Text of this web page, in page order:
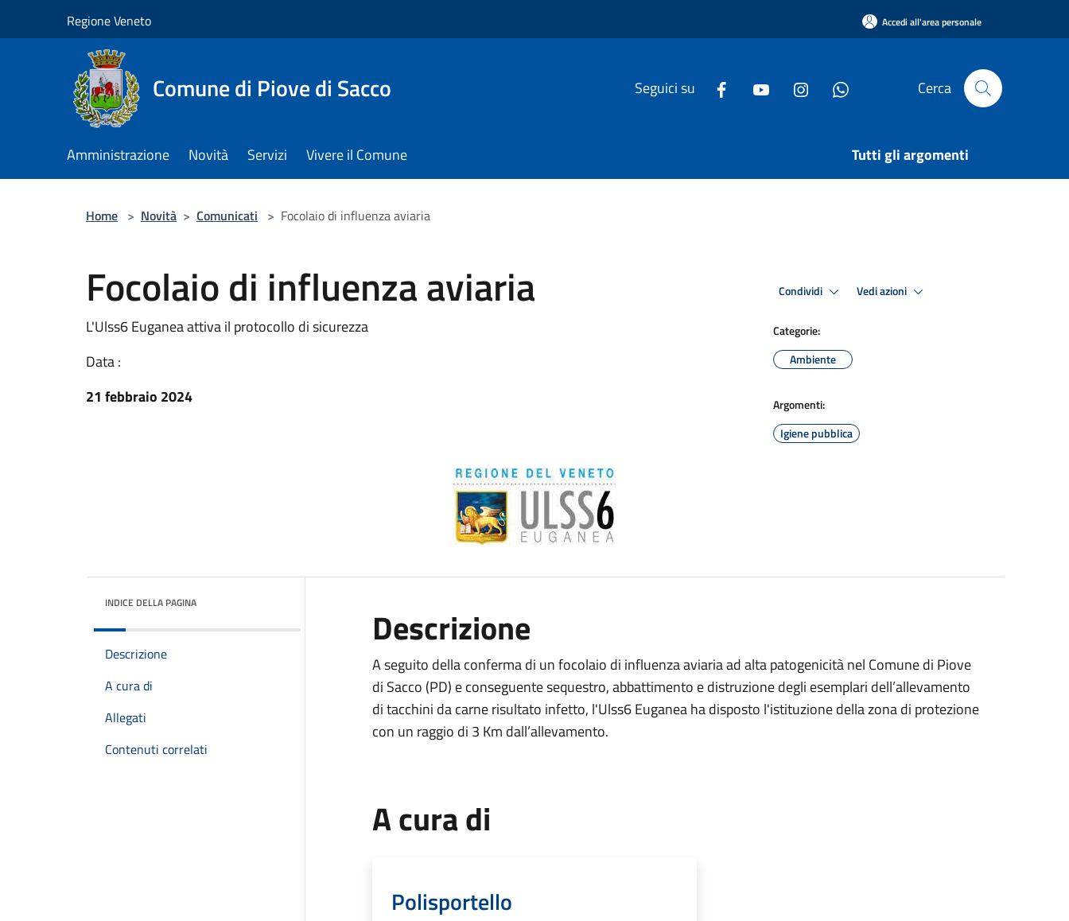
Regione Veneto Accedi all'area personale
Comune di Piove di Sacco Seguici su Cerca
Amministrazione Novità Servizi Vivere il Comune Tutti gli argomenti
Home > Novità > Comunicati > Focolaio di influenza aviaria
Focolaio di influenza aviaria
L'Ulss6 Euganea attiva il protocollo di sicurezza
Data :
21 febbraio 2024
Condividi Vedi azioni
Categorie:
Ambiente
Argomenti:
Igiene pubblica
INDICE DELLA PAGINA
Descrizione
A cura di
Allegati
Contenuti correlati
Descrizione
A seguito della conferma di un focolaio di influenza aviaria ad alta patogenicità nel Comune di Piove
di Sacco (PD) e conseguente sequestro, abbattimento e distruzione degli esemplari dell’allevamento
di tacchini da carne risultato infetto, l'Ulss6 Euganea ha disposto l'istituzione della zona di protezione
con un raggio di 3 Km dall’allevamento.
A cura di
Polisportello